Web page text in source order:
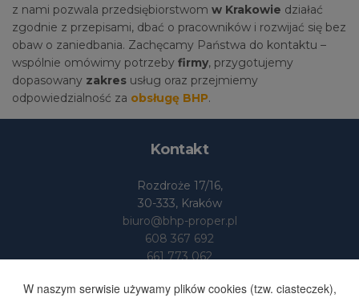
z nami pozwala przedsiębiorstwom w Krakowie działać
zgodnie z przepisami, dbać o pracowników i rozwijać się bez
obaw o zaniedbania. Zachęcamy Państwa do kontaktu –
wspólnie omówimy potrzeby firmy, przygotujemy
dopasowany zakres usług oraz przejmiemy
odpowiedzialność za obsługę BHP.
Kontakt
Rozdroże 17/16,
30-333, Kraków
biuro@bhp-proper.pl
608 367 692
661 773 062
Dane
W naszym serwisie używamy plików cookies (tzw. ciasteczek),